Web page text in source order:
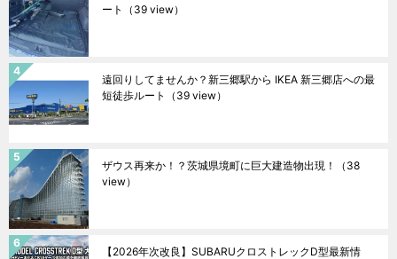
ート
（39 view）
遠回りしてませんか？新三郷駅から IKEA 新三郷店への最
短徒歩ルート
（39 view）
ザウス再来か！？茨城県境町に巨大建造物出現！
（38
view）
【2026年次改良】SUBARUクロストレックD型最新情